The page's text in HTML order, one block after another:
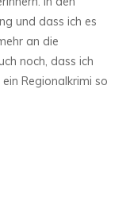
und dass ich es
an die
noch, dass ich
Regionalkrimi so